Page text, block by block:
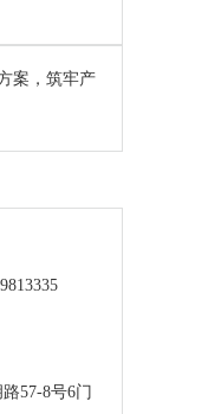
案，筑牢产
57-8号6门